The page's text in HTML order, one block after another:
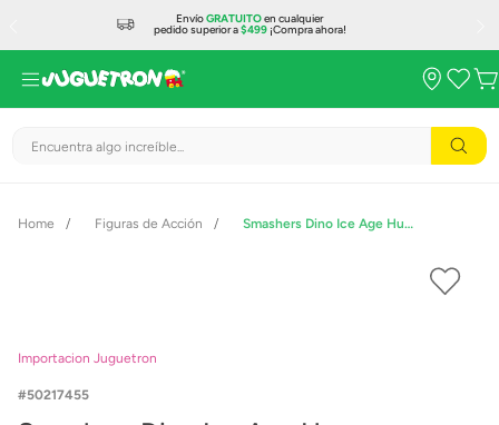
EnvíoGRATUITOen cualquier
pedido superior a$499¡Compra ahora!
Encuentra algo increíble...
Figuras de Acción Smashers Dino Ice Age Huevo Sorpresa (¡Con más de 20 Sorpresas!) 7455
Importacion Juguetron
50217455